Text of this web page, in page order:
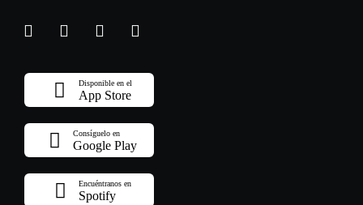
Disponible en el
App Store
Consíguelo en
Google Play
Encuéntranos en
Spotify